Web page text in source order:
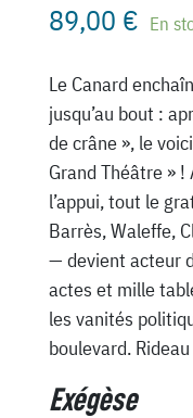
89,00 € En
Le Canard
jusqu’au bout :
de crâne », le
Grand Théâtre »
l’appui, tout le
Barrès, Waleffe,
— devient acteur
actes et mille
les vanités
boulevard.
Exégèse